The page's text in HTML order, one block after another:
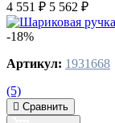
4 551 ₽ 5 562 ₽
-18%
Артикул: 1931668
(5)
Сравнить